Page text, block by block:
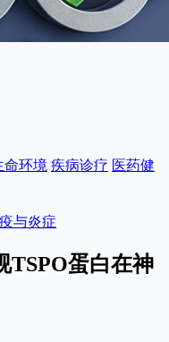
命环境 疾病诊疗 医药健
与炎症
TSPO蛋白在神